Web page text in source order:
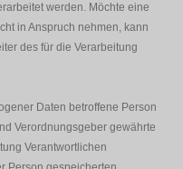
werden. Möchte eine
in Anspruch nehmen, kann
des für die Verarbeitung
Daten betroffene Person
Verordnungsgeber gewährte
Verantwortlichen